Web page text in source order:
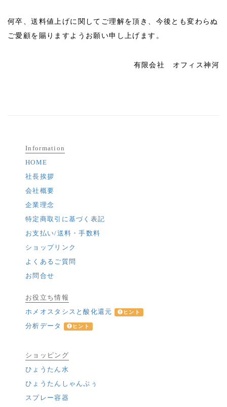
何卒、送料値上げに関してご理解を頂き、今後とも変わらぬ
ご愛顧を賜りますようお願い申し上げます。
有限会社 オフィス神河
Information
HOME
社長挨拶
会社概要
企業理念
特定商取引に基づく表記
お支払い/送料・手数料
ショップリンク
よくあるご質問
お問合せ
お役立ち情報
ホメオスタシスと酸化還元
ヒント
分析データ ヒント
ショッピング
ひょうたん水
ひょうたんしゃんぷぅ
スプレー容器